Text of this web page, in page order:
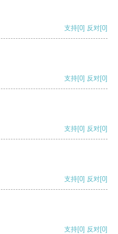
支持[0] 反对[0]
支持[0] 反对[0]
支持[0] 反对[0]
支持[0] 反对[0]
支持[0] 反对[0]